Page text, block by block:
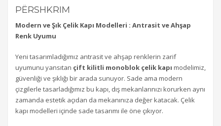
PËRSHKRIM
Modern ve Şık Çelik Kapı Modelleri : Antrasit ve Ahşap
Renk Uyumu
Yeni tasarımladığımız antrasit ve ahşap renklerin zarif
uyumunu yansıtan çift kilitli monoblok çelik kapı modelimiz,
güvenliği ve şıklığı bir arada sunuyor. Sade ama modern
çizgilerle tasarladığımız bu kapı, dış mekanlarınızı korurken aynı
zamanda estetik açıdan da mekanınıza değer katacak. Çelik
kapı modelleri içinde sade tasarımı ile öne çıkıyor.